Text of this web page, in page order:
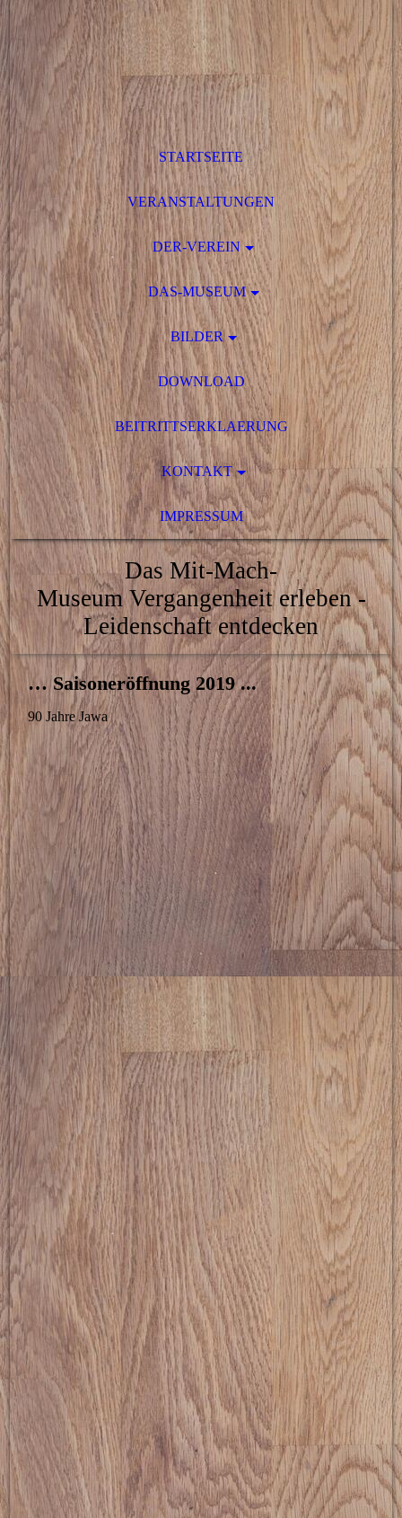
STARTSEITE
VERANSTALTUNGEN
DER-VEREIN
DAS-MUSEUM
BILDER
DOWNLOAD
BEITRITTSERKLAERUNG
KONTAKT
IMPRESSUM
Das Mit-Mach-
Museum Vergangenheit erleben -
Leidenschaft entdecken
… Saisoneröffnung 2019 ...
90 Jahre Jawa